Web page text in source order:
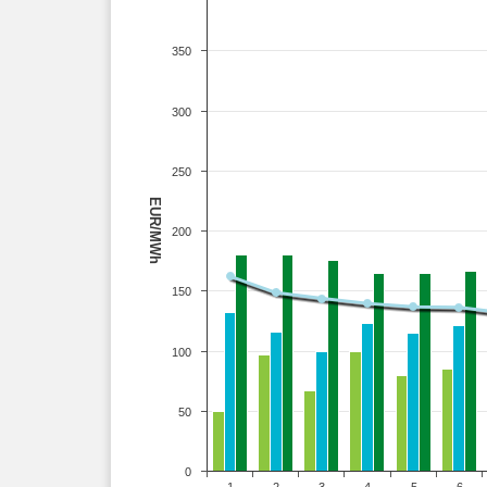
EUR/MWh
0
50
100
150
200
250
300
350